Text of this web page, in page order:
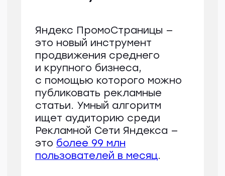
полезные материалы о моде,
дизайне, ремонте — большинство
текстов создаются вместе
с блогерами платформы
и выпускаются как авторские
колонки.
Задача
Канал «Дзен, что нового» хочет
опубликовать статью на тему
«Чем кормить кошку: натуралка
vs готовый корм?». Автору нужно
было собрать фактуру, изучить
материалы, которые предоставил